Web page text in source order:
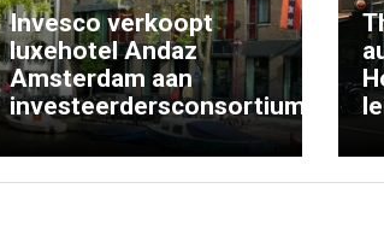
Invesco verkoopt
luxehotel Andaz
Amsterdam aan
investeerdersconsortium